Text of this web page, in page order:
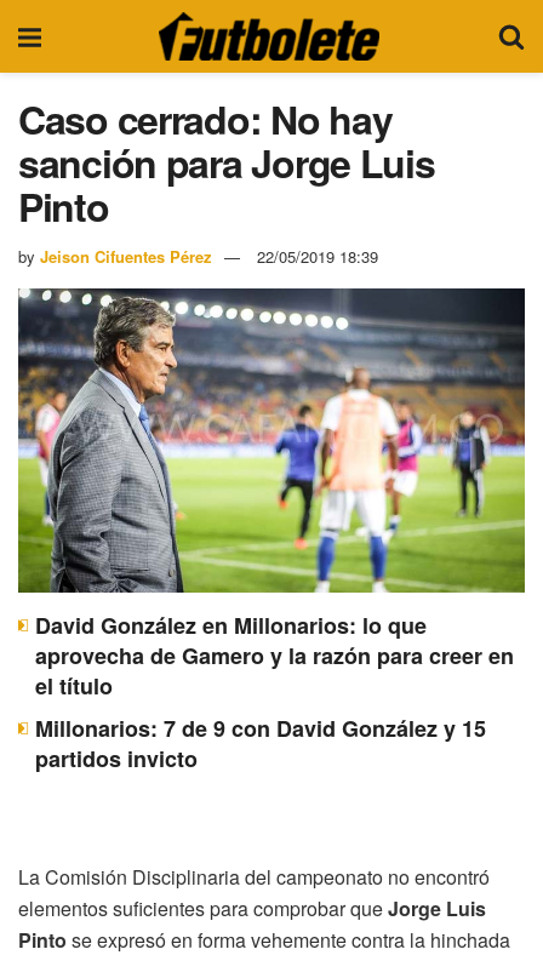
Caso cerrado: No hay
sanción para Jorge Luis
Pinto
by Jeison Cifuentes Pérez 22/05/2019 18:39
David González en Millonarios: lo que
aprovecha de Gamero y la razón para creer en
el título
Millonarios: 7 de 9 con David González y 15
partidos invicto
La Comisión Disciplinaria del campeonato no encontró
elementos suficientes para comprobar queJorge Luis
Pinto se expresó en forma vehemente contra la hinchada